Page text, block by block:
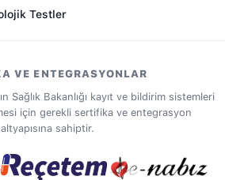
Testler
VE ENTEGRASYONLAR
Sağlık Bakanlığı kayıt ve bildirim sistemleri
için gerekli sertifika ve entegrasyon
altyapısına sahiptir.